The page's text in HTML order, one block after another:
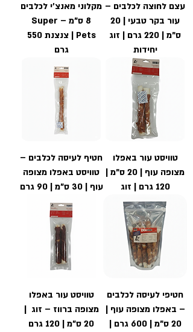
עצם לחוצה לכלבים –
עור בקר טבעי | 20
ס"מ | 220 גרם | זוג
יחידות
מקלוני מאנצ'י לכלבים
8 ס"מ – Super
Pets | צנצנת 550
גרם
טוויסט עור באפלו
מצופה עוף | 20 ס"מ |
120 גרם | זוג
חטיף לעיסה לכלבים –
טוויסט באפלו מצופה
עוף | 30 ס"מ | 90 גרם
חטיפי לעיסה לכלבים
– באפלו מצופה עוף |
20 ס"מ | 600 גרם |
טוויסט עור באפלו
מצופה ברווז – זוג |
20 ס"מ | 120 גרם